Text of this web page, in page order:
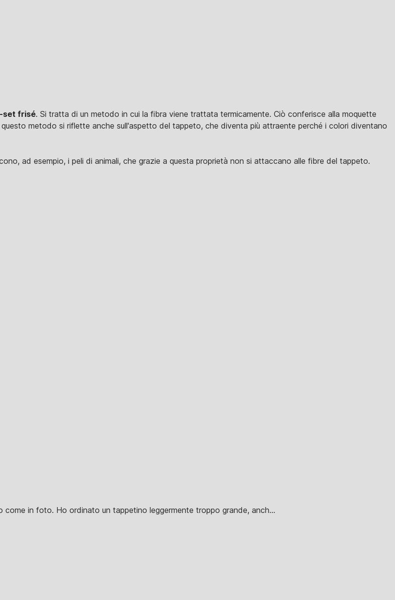
set frisé. Si tratta di un metodo in cui la fibra viene trattata termicamente. Ciò conferisce alla moquette
metodo si riflette anche sull'aspetto del tappeto, che diventa più attraente perché i colori diventano
ad esempio, i peli di animali, che grazie a questa proprietà non si attaccano alle fibre del tappeto.
in foto. Ho ordinato un tappetino leggermente troppo grande, anch...